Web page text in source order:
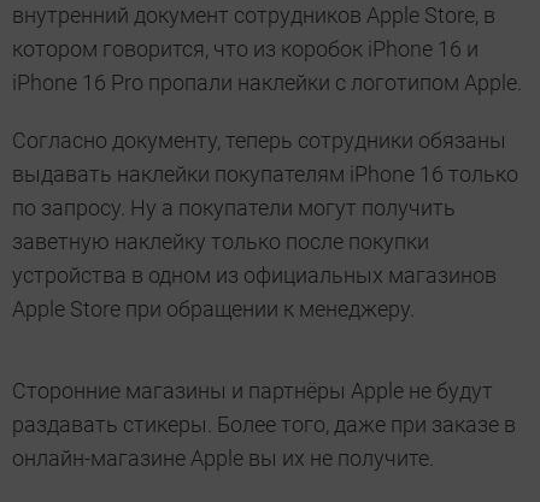
внутренний документ сотрудников Apple Store, в
котором говорится, что из коробок iPhone 16 и
iPhone 16 Pro пропали наклейки с логотипом Apple.
Согласно документу, теперь сотрудники обязаны
выдавать наклейки покупателям iPhone 16 только
по запросу. Ну а покупатели могут получить
заветную наклейку только после покупки
устройства в одном из официальных магазинов
Apple Store при обращении к менеджеру.
Сторонние магазины и партнёры Apple не будут
раздавать стикеры. Более того, даже при заказе в
онлайн-магазине Apple вы их не получите.